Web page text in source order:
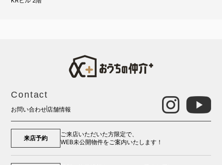
Contact
お問い合わせ店舗情報
来店予約
ご来店いただいた方限定で、
WEB未公開物件をご案内いたします！